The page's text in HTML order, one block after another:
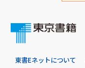
東書Eネットについて